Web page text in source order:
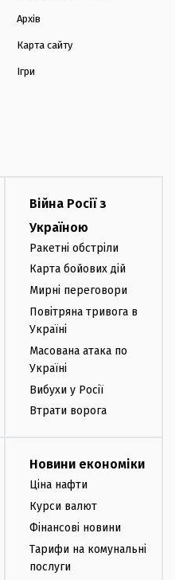
Архів
Карта сайту
Ігри
Війна Росії з
Україною
Ракетні обстріли
Карта бойових дій
Мирні переговори
Повітряна тривога в
Україні
Масована атака по
Україні
Вибухи у Росії
Втрати ворога
Новини економіки
Ціна нафти
Курси валют
Фінансові новини
Тарифи на комунальні
послуги